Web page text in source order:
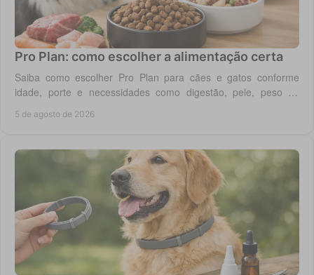
Pro Plan: como escolher a alimentação certa
Saiba como escolher Pro Plan para cães e gatos conforme
idade, porte e necessidades como digestão, pele, peso ou
5 de agosto de 2026